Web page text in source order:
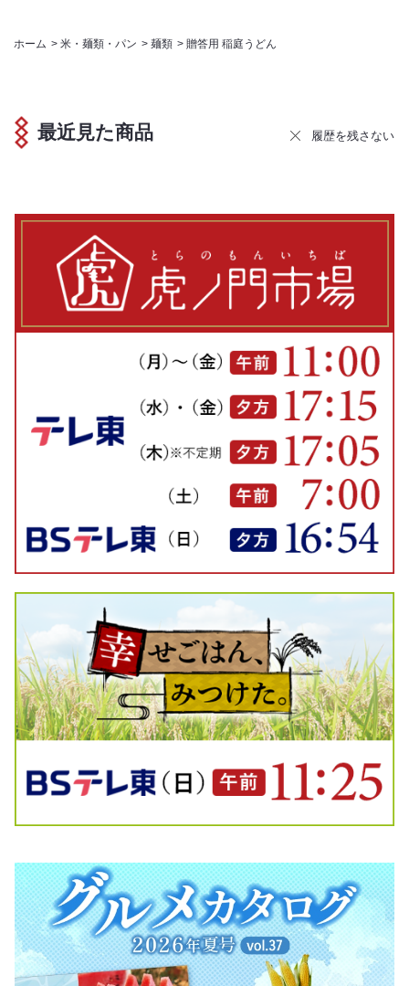
ホーム > 米・麺類・パン > 麺類 > 贈答用 稲庭うどん
最近見た商品 履歴を残さない